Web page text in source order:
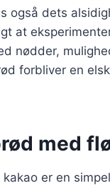
også dets
at
nødder,
forbliver en
med
er en